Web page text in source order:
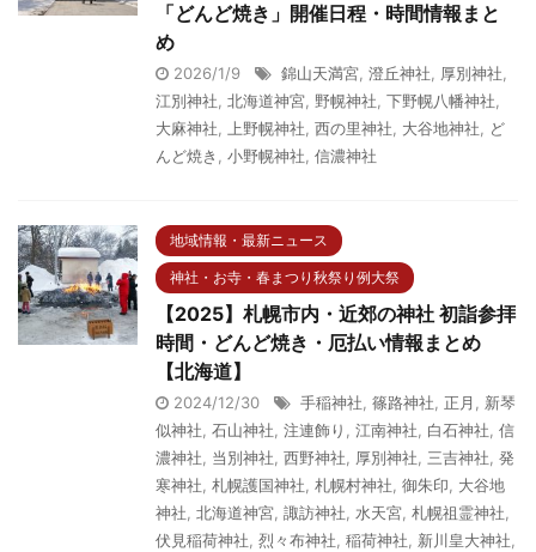
「どんど焼き」開催日程・時間情報まと
め
2026/1/9 錦山天満宮, 澄丘神社, 厚別神社,
江別神社, 北海道神宮, 野幌神社, 下野幌八幡神社,
大麻神社, 上野幌神社, 西の里神社, 大谷地神社, ど
んど焼き , 小野幌神社, 信濃神社
地域情報・最新ニュース
神社・お寺・春まつり秋祭り例大祭
【2025】札幌市内・近郊の神社 初詣参拝
時間・どんど焼き・厄払い情報まとめ
【北海道】
2024/12/30 手稲神社, 篠路神社, 正月 , 新琴
似神社, 石山神社, 注連飾り , 江南神社, 白石神社, 信
濃神社, 当別神社, 西野神社, 厚別神社, 三吉神社, 発
寒神社, 札幌護国神社, 札幌村神社, 御朱印, 大谷地
神社, 北海道神宮, 諏訪神社, 水天宮, 札幌祖霊神社,
伏見稲荷神社, 烈々布神社, 稲荷神社, 新川皇大神社,